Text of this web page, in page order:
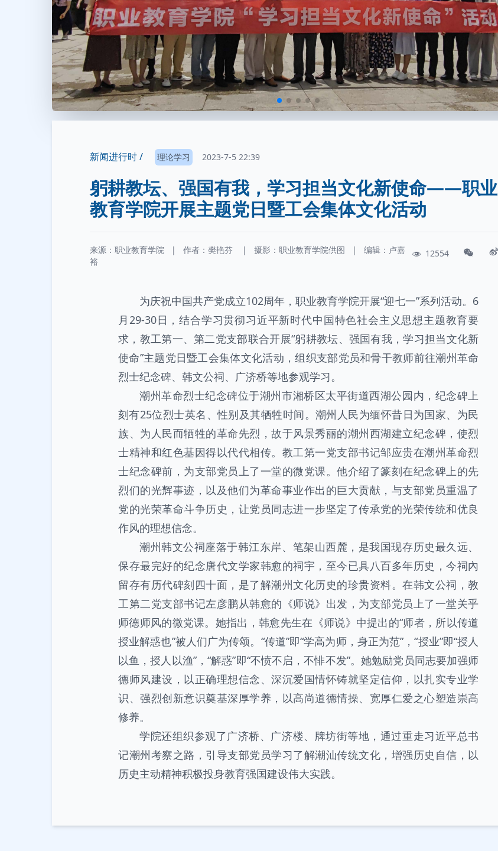
新闻进行时 / 理论学习 2023-7-5 22:39
躬耕教坛、强国有我，学习担当文化新使命——职业
教育学院开展主题党日暨工会集体文化活动
来源：职业教育学院 | 作者： 樊艳芬 | 摄影： 职业教育学院供图 |
编辑：卢嘉
裕
12554
为庆祝中国共产党成立102周年，职业教育学院开展“迎七一”系列活动。6
月29-30日，结合学习贯彻习近平新时代中国特色社会主义思想主题教育要
求，教工第一、第二党支部联合开展“躬耕教坛、强国有我，学习担当文化新
使命”主题党日暨工会集体文化活动，组织支部党员和骨干教师前往潮州革命
烈士纪念碑、韩文公祠、广济桥等地参观学习。
潮州革命烈士纪念碑位于潮州市湘桥区太平街道西湖公园内，纪念碑上
刻有25位烈士英名、性别及其牺牲时间。潮州人民为缅怀昔日为国家、为民
族、为人民而牺牲的革命先烈，故于风景秀丽的潮州西湖建立纪念碑，使烈
士精神和红色基因得以代代相传。教工第一党支部书记邹应贵在潮州革命烈
士纪念碑前，为支部党员上了一堂的微党课。他介绍了篆刻在纪念碑上的先
烈们的光辉事迹，以及他们为革命事业作出的巨大贡献，与支部党员重温了
党的光荣革命斗争历史，让党员同志进一步坚定了传承党的光荣传统和优良
作风的理想信念。
潮州韩文公祠座落于韩江东岸、笔架山西麓，是我国现存历史最久远、
保存最完好的纪念唐代文学家韩愈的祠宇，至今已具八百多年历史，今祠內
留存有历代碑刻四十面，是了解潮州文化历史的珍贵资料。在韩文公祠，教
工第二党支部书记左彦鹏从韩愈的《师说》出发，为支部党员上了一堂关乎
师德师风的微党课。她指出，韩愈先生在《师说》中提出的“师者，所以传道
授业解惑也”被人们广为传颂。“传道”即“学高为师，身正为范”，“授业”即“授人
以鱼，授人以渔”，“解惑”即“不愤不启，不悱不发”。她勉励党员同志要加强师
德师风建设，以正确理想信念、深沉爱国情怀铸就坚定信仰，以扎实专业学
识、强烈创新意识奠基深厚学养，以高尚道德情操、宽厚仁爱之心塑造崇高
修养。
学院还组织参观了广济桥、广济楼、牌坊街等地，通过重走习近平总书
记潮州考察之路，引导支部党员学习了解潮汕传统文化，增强历史自信，以
历史主动精神积极投身教育强国建设伟大实践。